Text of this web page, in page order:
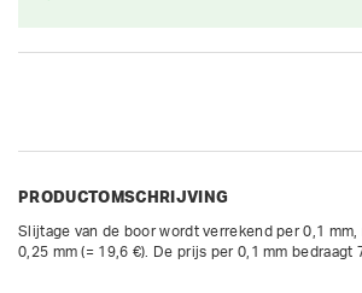
PRODUCTOMSCHRIJVING
Slijtage van de boor wordt verrekend per 0,1 mm,
0,25 mm (= 19,6 €). De prijs per 0,1 mm bedraagt